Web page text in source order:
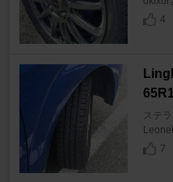
4
ステラ
7